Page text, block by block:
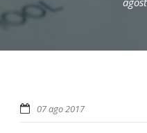
07 ago 2017